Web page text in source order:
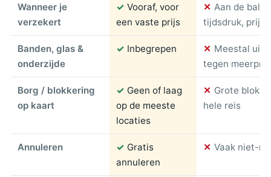
Wanneer je
verzekert
✓ Vooraf, voor
een vaste prijs
✕ Aan de
tijdsdruk, prijs
Banden, glas &
onderzijde
✓ Inbegrepen ✕ Meestal
tegen
Borg / blokkering
op kaart
✓ Geen of laag
op de meeste
locaties
✕ Grote
hele reis
Annuleren ✓ Gratis
annuleren
✕ Vaak niet-